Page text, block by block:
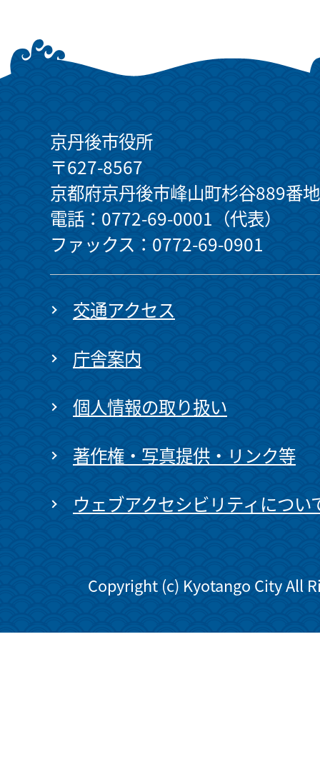
京丹後市役所
〒627-8567
京都府京丹後市峰山町杉谷889番地
電話：0772-69-0001（代表）
ファックス：0772-69-0901
交通アクセス
庁舎案内
個人情報の取り扱い
著作権・写真提供・リンク等
ウェブアクセシビリティについ
Copyright (c) Kyotango City All